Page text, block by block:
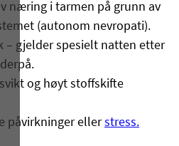
næring i tarmen på grunn av
(autonom nevropati).
– gjelder spesielt natten etter
og høyt stoffskifte
påvirkninger ellerstress.